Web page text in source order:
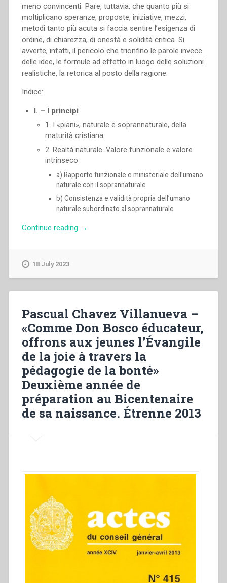
meno convincenti. Pare, tuttavia, che quanto più si
moltiplicano speranze, proposte, iniziative, mezzi,
metodi tanto più acuta si faccia sentire l’esigenza di
ordine, di chiarezza, di onestà e solidità critica. Si
avverte, infatti, il pericolo che trionfino le parole invece
delle idee, le formule ad effetto in luogo delle soluzioni
realistiche, la retorica al posto della ragione.
Indice:
I. – I principi
1. I «piani», naturale e soprannaturale, della
maturità cristiana
2. Realtà naturale. Valore funzionale e valore
intrinseco
a) Rapporto funzionale e ministeriale dell’umano
naturale con il soprannaturale
b) Consistenza e validità propria dell’umano
naturale subordinato al soprannaturale
Continue reading “Pietro
formazione
umana
in
prospettiva
cristiana”
→
18 July 2023
Pascual Chavez Villanueva –
«Comme Don Bosco éducateur,
offrons aux jeunes l’Évangile
de la joie à travers la
pédagogie de la bonté»
Deuxième année de
préparation au Bicentenaire
de sa naissance. Étrenne 2013